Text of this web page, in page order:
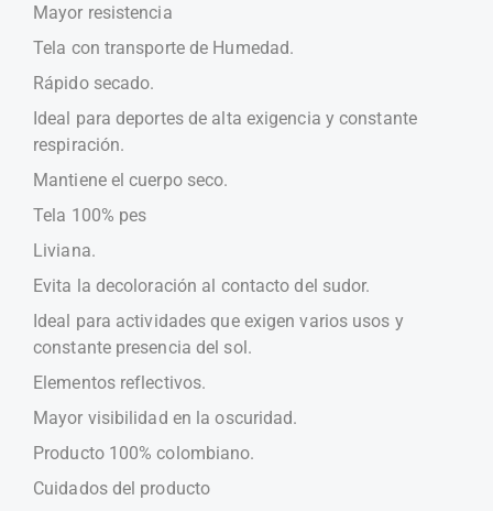
Mayor resistencia
Tela con transporte de Humedad.
Rápido secado.
Ideal para deportes de alta exigencia y constante
respiración.
Mantiene el cuerpo seco.
Tela 100% pes
Liviana.
Evita la decoloración al contacto del sudor.
Ideal para actividades que exigen varios usos y
constante presencia del sol.
Elementos reflectivos.
Mayor visibilidad en la oscuridad.
Producto 100% colombiano.
Cuidados del producto